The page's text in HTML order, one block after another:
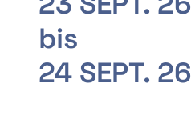
bis
24 SEPT. 26